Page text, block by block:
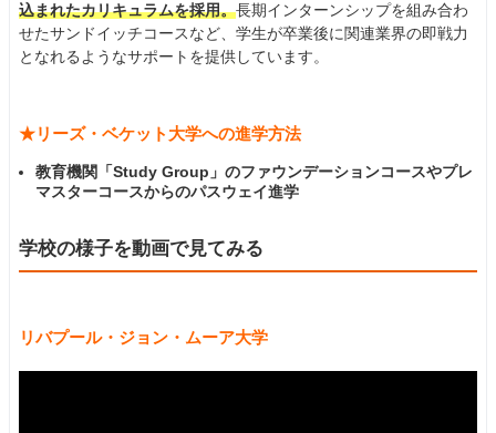
込まれたカリキュラムを採用。長期インターンシップを組み合わ
せたサンドイッチコースなど、学生が卒業後に関連業界の即戦力
となれるようなサポートを提供しています。
★リーズ・ベケット大学への進学方法
教育機関「Study Group」のファウンデーションコースやプレ
マスターコースからのパスウェイ進学
学校の様子を動画で見てみる
リバプール・ジョン・ムーア大学